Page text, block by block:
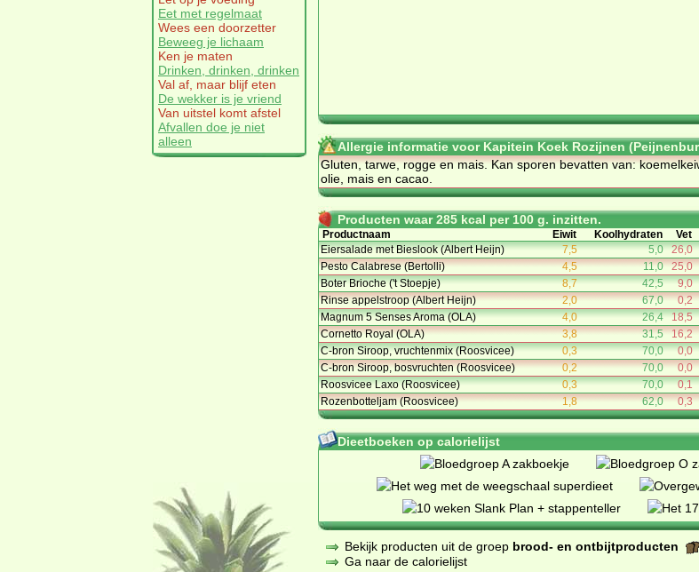
Eet met regelmaat
Wees een doorzetter
Beweeg je lichaam
Ken je maten
Drinken, drinken, drinken
Val af, maar blijf eten
De wekker is je vriend
Van uitstel komt afstel
Afvallen doe je niet
alleen
Allergie informatie voor Kapitein Koek Rozijnen
Gluten, tarwe, rogge en mais. Kan sporen bevatten van:
olie, mais en cacao.
Producten waar 285 kcal per 100 g. inzitten.
Productnaam Eiwit Koolhydraten Vet
Eiersalade met Bieslook (Albert Heijn)
7,5 5,0 26,0
Pesto Calabrese (Bertolli)
4,5 11,0 25,0
Boter Brioche ('t Stoepje)
8,7 42,5 9,0
Rinse appelstroop (Albert Heijn)
2,0 67,0 0,2
Magnum 5 Senses Aroma (OLA)
4,0 26,4 18,5
Cornetto Royal (OLA)
3,8 31,5 16,2
C-bron Siroop, vruchtenmix (Roosvicee)
0,3 70,0 0,0
C-bron Siroop, bosvruchten (Roosvicee)
0,2 70,0 0,0
Roosvicee Laxo (Roosvicee)
0,3 70,0 0,1
Rozenbotteljam (Roosvicee)
1,8 62,0 0,3
Dieetboeken op calorielijst
Bekijk producten uit de groep brood- en ontbijtproducten
Ga naar de calorielijst